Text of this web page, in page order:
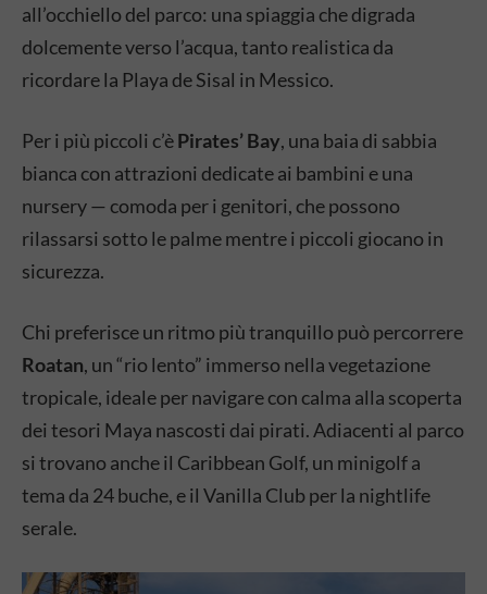
all’occhiello del parco: una spiaggia che digrada
dolcemente verso l’acqua, tanto realistica da
ricordare la Playa de Sisal in Messico.
Per i più piccoli c’èPirates’ Bay, una baia di sabbia
bianca con attrazioni dedicate ai bambini e una
nursery — comoda per i genitori, che possono
rilassarsi sotto le palme mentre i piccoli giocano in
sicurezza.
Chi preferisce un ritmo più tranquillo può percorrere
Roatan, un “rio lento” immerso nella vegetazione
tropicale, ideale per navigare con calma alla scoperta
dei tesori Maya nascosti dai pirati. Adiacenti al parco
si trovano anche il Caribbean Golf, un minigolf a
tema da 24 buche, e il Vanilla Club per la nightlife
serale.